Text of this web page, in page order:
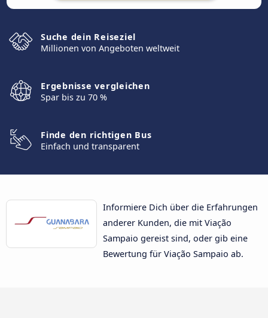
Suche dein Reiseziel
Millionen von Angeboten weltweit
Ergebnisse vergleichen
Spar bis zu 70 %
Finde den richtigen Bus
Einfach und transparent
Informiere Dich über die Erfahrungen
anderer Kunden, die mit Viação
Sampaio gereist sind, oder gib eine
Bewertung für Viação Sampaio ab.